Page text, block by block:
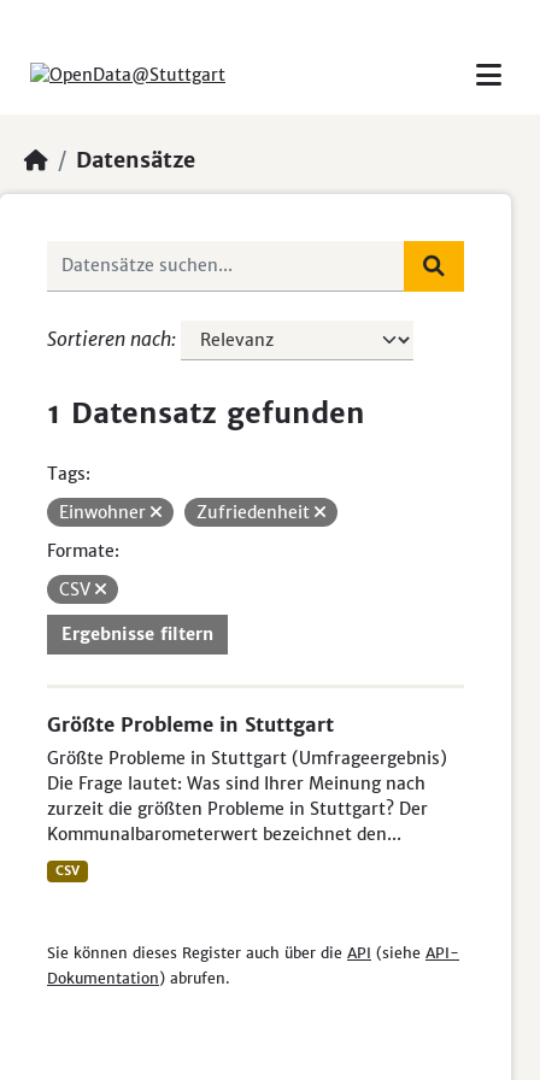
Datensätze
Sortieren nach
1 Datensatz gefunden
Tags:
Einwohner
Zufriedenheit
Formate:
CSV
Ergebnisse filtern
Größte Probleme in Stuttgart
Größte Probleme in Stuttgart (Umfrageergebnis)
Die Frage lautet: Was sind Ihrer Meinung nach
zurzeit die größten Probleme in Stuttgart? Der
Kommunalbarometerwert bezeichnet den...
CSV
Sie können dieses Register auch über die API (siehe API-
Dokumentation) abrufen.